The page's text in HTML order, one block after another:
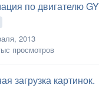
по двигателю
2013
просмотров
загрузка картинок.